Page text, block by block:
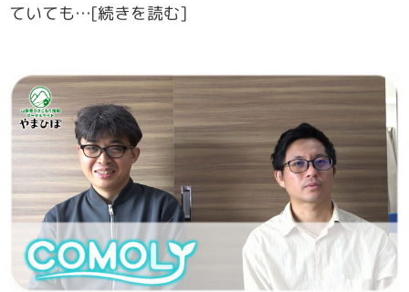
ていても…[続きを読む]